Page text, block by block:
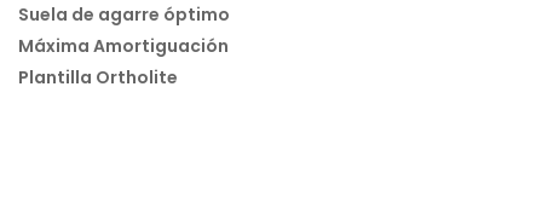
Suela de agarre óptimo
Máxima Amortiguación
Plantilla Ortholite